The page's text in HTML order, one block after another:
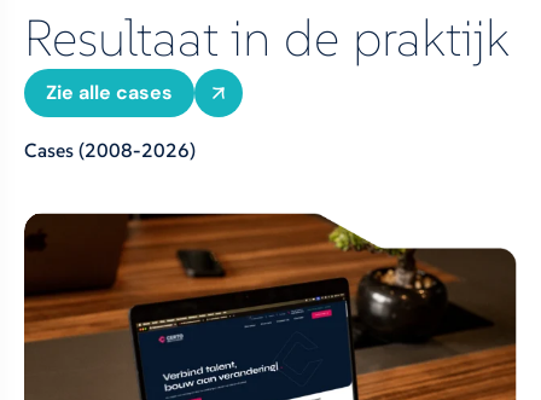
Resultaat in de praktijk
Zie alle cases
Cases (2008-2026)